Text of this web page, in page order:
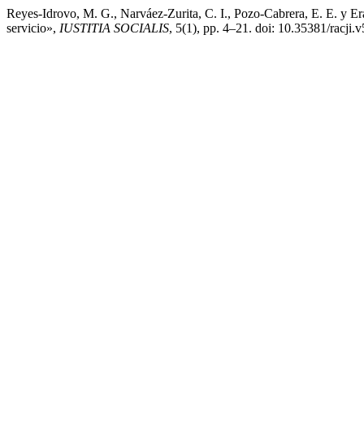
Reyes-Idrovo, M. G., Narváez-Zurita, C. I., Pozo-Cabrera, E. E. y
servicio», IUSTITIA SOCIALIS, 5(1), pp. 4–21. doi: 10.35381/